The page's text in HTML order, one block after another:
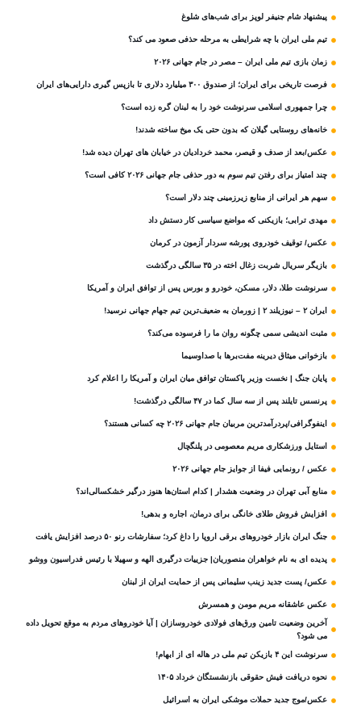
پیشنهاد شام جنیفر لوپز برای شب‌های شلوغ
تیم ملی ایران با چه شرایطی به مرحله حذفی صعود می کند؟
زمان بازی تیم ملی ایران – مصر در جام جهانی ۲۰۲۶
فرصت تاریخی برای ایران؛ از صندوق ۳۰۰ میلیارد دلاری تا بازپس گیری دارایی‌های ایران
چرا جمهوری اسلامی سرنوشت خود را به لبنان گره زده است؟
خانه‌های روستایی گیلان که بدون حتی یک میخ ساخته شدند!
عکس/بعد از صدف و قیصر، محمد خردادیان در خیابان های تهران دیده شد!
چند امتیاز برای رفتن تیم سوم به دور حذفی جام جهانی ۲۰۲۶ کافی است؟
سهم هر ایرانی از منابع زیرزمینی چند دلار است؟
مهدی ترابی؛ بازیکنی که مواضع سیاسی‌ کار دستش داد
عکس/ توقیف خودروی پورشه سردار آزمون در کرمان
بازیگر سریال شربت زغال‌ اخته در ۳۵ سالگی درگذشت
سرنوشت طلا، دلار، مسکن، خودرو و بورس پس از توافق ایران و آمریکا
ایران ۲ – نیوزیلند ۲ | زورمان به ضعیف‌ترین تیم جهام جهانی نرسید!
مثبت‌ اندیشی سمی چگونه روان ما را فرسوده می‌کند؟
بازخوانی میثاق دیرینه مفت‌برها با صداوسیما
پایان جنگ | نخست وزیر پاکستان توافق میان ایران و آمریکا را اعلام کرد
پرنسس تایلند پس از سه سال کما در ۴۷ سالگی درگذشت!
اینفوگرافی/پردرآمدترین مربیان جام جهانی ۲۰۲۶ چه کسانی هستند؟
استایل ورزشکاری مریم معصومی در پلنگچال
عکس / رونمایی فیفا از جوایز جام جهانی ۲۰۲۶
منابع آبی تهران در وضعیت هشدار | کدام استان‌ها هنوز درگیر خشکسالی‌اند؟
افزایش فروش طلای خانگی برای درمان، اجاره و بدهی!
جنگ ایران بازار خودروهای برقی اروپا را داغ کرد؛ سفارشات رنو ۵۰ درصد افزایش یافت
پدیده ای به نام خواهران منصوریان| جزییات درگیری الهه و سهیلا با رئیس فدراسیون ووشو
عکس/ پست جدید زینب سلیمانی پس از حمایت ایران از لبنان
عکس عاشقانه مریم مومن و همسرش
آخرین وضعیت تامین ورق‌های فولادی خودروسازان | آیا خودروهای مردم به موقع تحویل داده
می شود؟
سرنوشت این ۴ بازیکن تیم ملی در هاله ای از ابهام!
نحوه دریافت فیش حقوقی بازنشستگان خرداد ۱۴۰۵
عکس/موج جدید حملات موشکی ایران به اسرائیل